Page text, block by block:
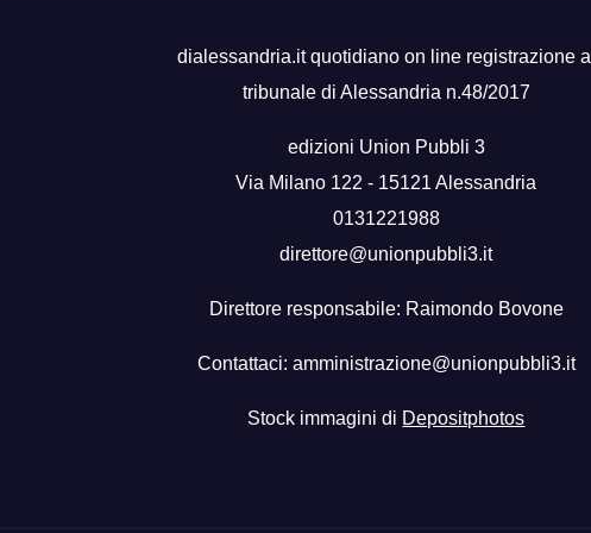
dialessandria.it quotidiano on line registrazione al
tribunale di Alessandria n.48/2017
edizioni Union Pubbli 3
Via Milano 122 - 15121 Alessandria
0131221988
direttore@unionpubbli3.it
Direttore responsabile: Raimondo Bovone
Contattaci: amministrazione@unionpubbli3.it
Stock immagini di Depositphotos